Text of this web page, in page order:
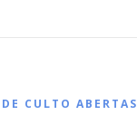
CULTO ABERTAS